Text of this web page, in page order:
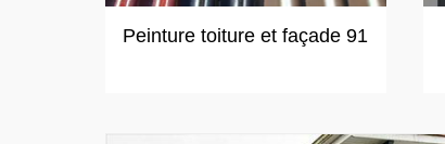
Peinture toiture et façade 91